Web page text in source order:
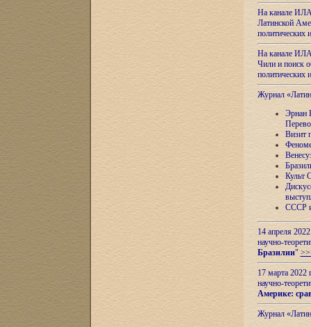
На канале
Латинской
На канале
Чили и поиск
Журнал
Эрнан
Визит
Культ
СССР и
14 апреля
научно-
Бразилии"
17 марта 2022
научно-
Америке:
Журнал